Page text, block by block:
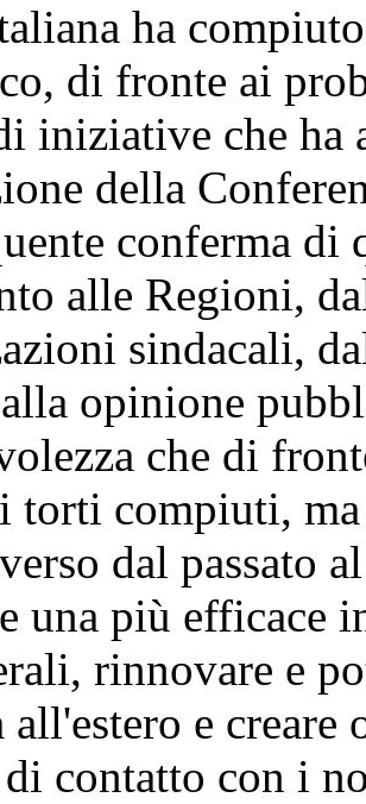
ha
di fronte ai
iniziative che ha
della
conferma di
alle Regioni,
sindacali,
opinione
che di
torti compiuti,
dal passato
una più efficace
rinnovare e
all'estero e
contatto con i